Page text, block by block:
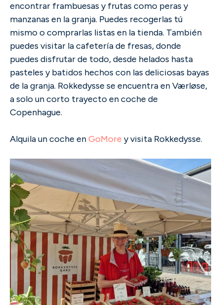
encontrar frambuesas y frutas como peras y
manzanas en la granja. Puedes recogerlas tú
mismo o comprarlas listas en la tienda. También
puedes visitar la cafetería de fresas, donde
puedes disfrutar de todo, desde helados hasta
pasteles y batidos hechos con las deliciosas bayas
de la granja. Rokkedysse se encuentra en Værløse,
a solo un corto trayecto en coche de
Copenhague.
Alquila un coche enGoMore y visita Rokkedysse.